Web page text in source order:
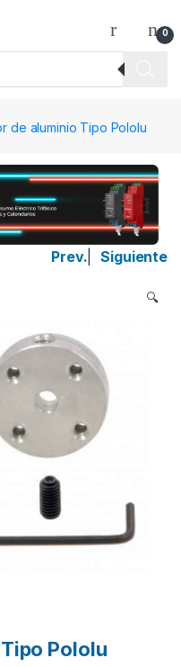
0
de aluminio Tipo Pololu
Prev. Siguiente
🔍
Pololu